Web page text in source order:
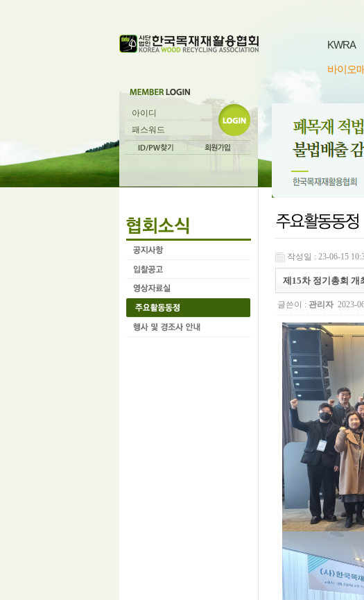
KWRA
바이오
작성일 : 23-06-15
제15차 정기총회 개
글쓴이 : 관리자 2023-